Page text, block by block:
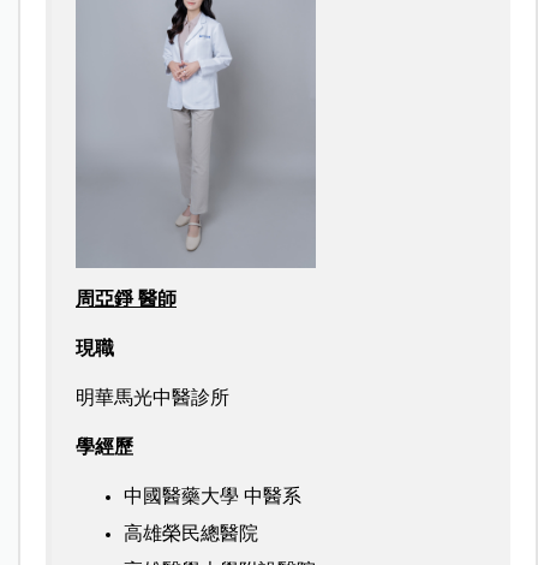
周亞錚 醫師
現職
明華馬光中醫診所
學經歷
中國醫藥大學 中醫系
高雄榮民總醫院